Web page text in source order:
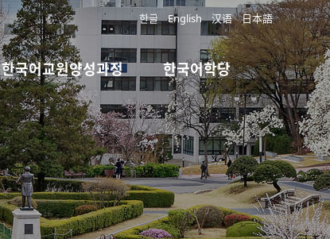
한글 English 汉语 日本語
한국어교원양성과정 한국어학당